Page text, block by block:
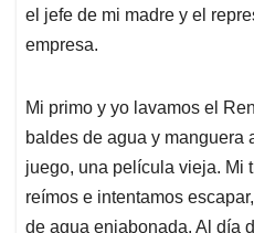
el jefe de mi madre y el
empresa.
Mi primo y yo lavamos el
baldes de agua y manguera
juego, una película vieja. Mi
reímos e intentamos
de agua enjabonada. Al día